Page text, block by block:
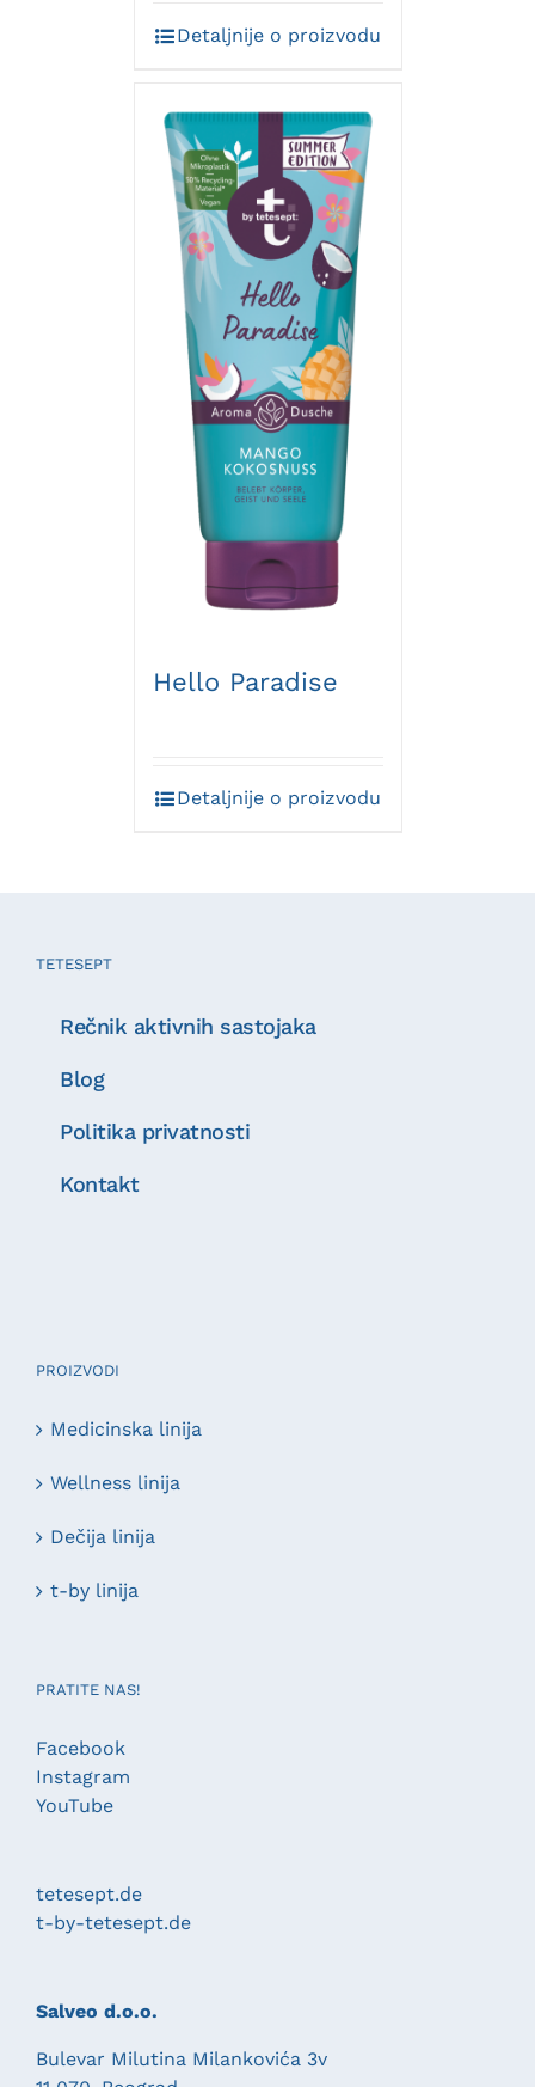
Detaljnije o proizvodu
Hello Paradise
Detaljnije o proizvodu
TETESEPT
Rečnik aktivnih sastojaka
Blog
Politika privatnosti
Kontakt
PROIZVODI
Medicinska linija
Wellness linija
Dečija linija
t-by linija
PRATITE NAS!
Facebook
Instagram
YouTube
tetesept.de
t-by-tetesept.de
Salveo d.o.o.
Bulevar Milutina Milankovića 3v